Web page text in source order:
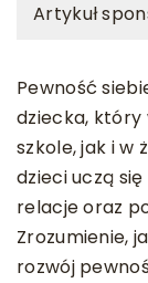
Artykuł
Pewność
dziecka, który
szkole, jak i w
dzieci uczą
relacje oraz
Zrozumienie,
rozwój